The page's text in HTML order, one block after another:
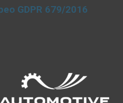
GDPR 679/2016